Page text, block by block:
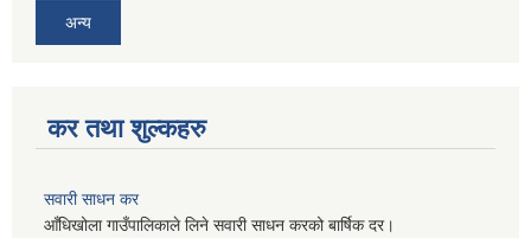
अन्य
कर तथा शुल्कहरु
सवारी साधन कर
आँधिखोला गाउँपालिकाले लिने सवारी साधन करको बार्षिक दर।